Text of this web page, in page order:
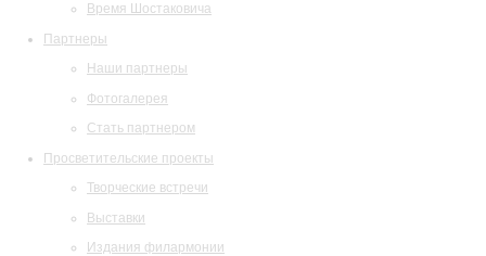
Время Шостаковича
Партнеры
Наши партнеры
Фотогалерея
Стать партнером
Просветительские проекты
Творческие встречи
Выставки
Издания филармонии